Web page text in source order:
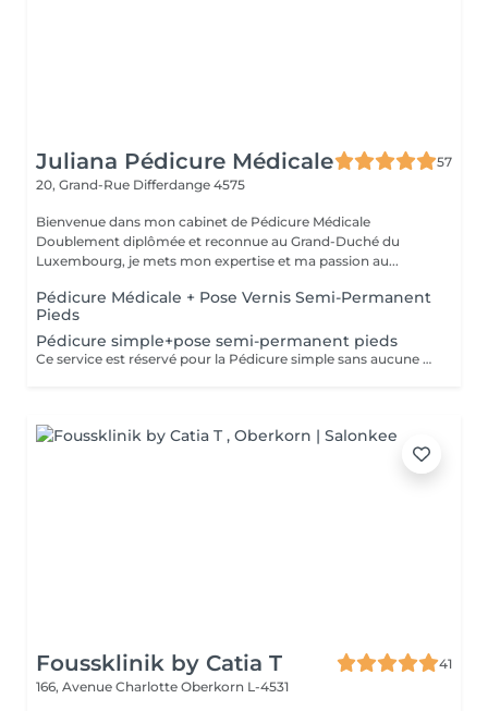
Juliana Pédicure Médicale
57
20, Grand-Rue Differdange 4575
Bienvenue dans mon cabinet de Pédicure Médicale
Doublement diplômée et reconnue au Grand-Duché du
Luxembourg, je mets mon expertise et ma passion au...
Pédicure Médicale + Pose Vernis Semi-Permanent
Pieds
Pédicure simple+pose semi-permanent pieds
Ce service est réservé pour la Pédicure simple sans aucune pathologie particulier(ongle incarné/callosités ou mycoses=Pédicure Médicale)
Foussklinik by Catia T
41
166, Avenue Charlotte Oberkorn L-4531